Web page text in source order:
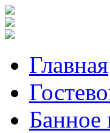
Главная
Банное